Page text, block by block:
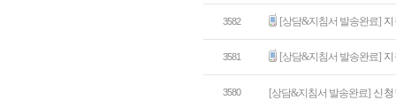
3582 [상담&지침서 발송완료]
3581 [상담&지침서 발송완료]
3580 [상담&지침서 발송완료] 신